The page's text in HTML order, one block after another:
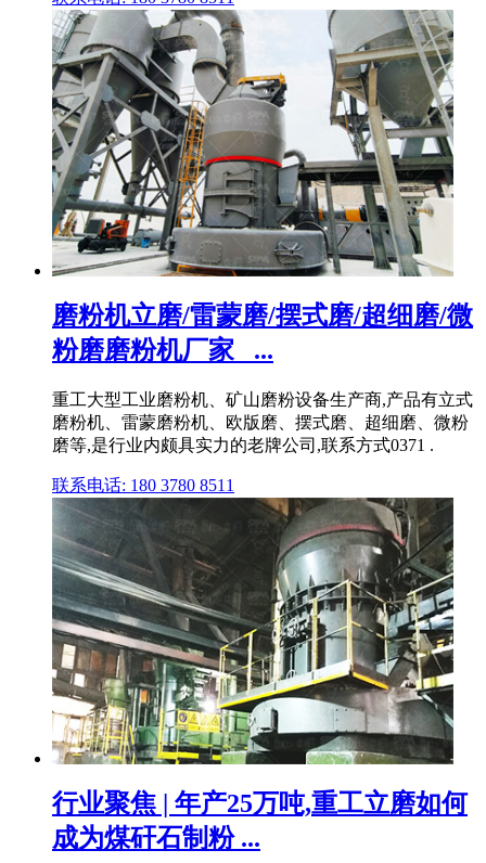
磨粉机立磨/雷蒙磨/摆式磨/超细磨/微
粉磨磨粉机厂家_ ...
重工大型工业磨粉机、矿山磨粉设备生产商,产品有立式
磨粉机、雷蒙磨粉机、欧版磨、摆式磨、超细磨、微粉
磨等,是行业内颇具实力的老牌公司,联系方式0371 .
联系电话: 180 3780 8511
行业聚焦 | 年产25万吨,重工立磨如何
成为煤矸石制粉 ...